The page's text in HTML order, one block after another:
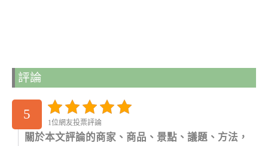
評論
5
1位網友投票評論
關於本文評論的商家、商品、景點、議題、方法，